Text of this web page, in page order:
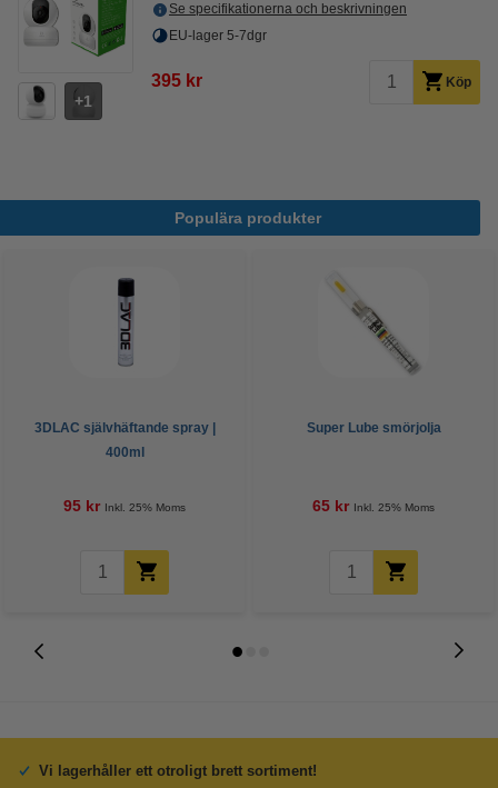
1
Se specifikationerna och beskrivningen
EU-lager 5-7dgr
395 kr Köp
Populära produkter
3DLAC självhäftande spray |
400ml
95 kr Inkl. 25% Moms
Super Lube smörjolja
65 kr Inkl. 25% Moms
Vi lagerhåller ett otroligt brett sortiment!